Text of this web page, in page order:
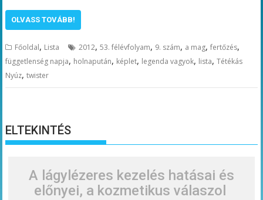
OLVASS TOVÁBB!
Főoldal, Lista 2012,53. félévfolyam, 9. szám, a mag,fertőzés,
függetlenség napja, holnapután, képlet, legenda vagyok, lista,Tétékás
Nyúz,twister
ELTEKINTÉS
A lágylézeres kezelés hatásai és
előnyei, a kozmetikus válaszol